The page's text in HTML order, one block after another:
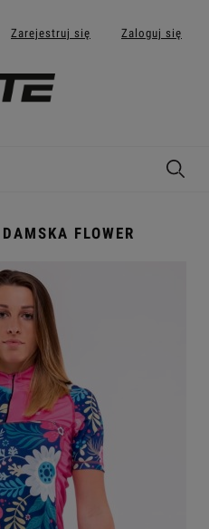
Zarejestruj się Zaloguj się
FLOWER